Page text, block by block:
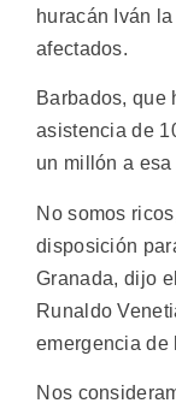
huracán Iván
afectados.
Barbados, que
asistencia de
un millón a esa
No somos
disposición
Granada, dijo
Runaldo
emergencia de
Nos